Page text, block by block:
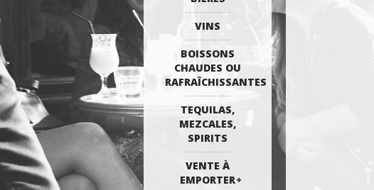
VINS
BOISSONS
CHAUDES OU
RAFRAÎCHISSANTES
TEQUILAS,
MEZCALES,
SPIRITS
VENTE À
EMPORTER